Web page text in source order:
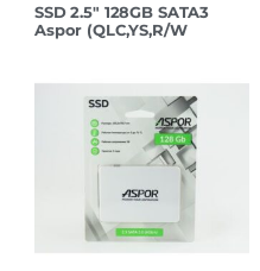
SSD 2.5″ 128GB SATA3
Aspor (QLC,YS,R/W